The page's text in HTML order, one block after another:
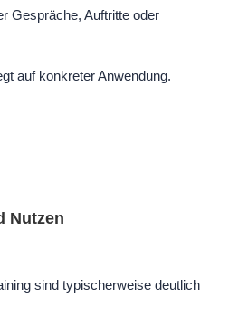
Gespräche, Auftritte oder
auf konkreter Anwendung.
Nutzen
sind typischerweise deutlich